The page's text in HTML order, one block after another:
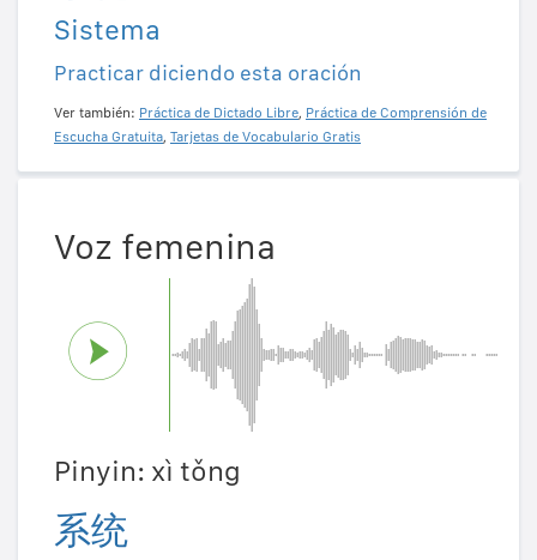
Sistema
Practicar diciendo esta oración
Ver también: Práctica de Dictado Libre, Práctica de Comprensión de
Escucha Gratuita, Tarjetas de Vocabulario Gratis
Voz femenina
Pinyin: xì tǒng
系统